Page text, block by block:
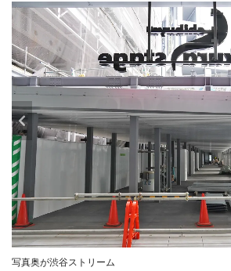
写真奥が渋谷ストリーム